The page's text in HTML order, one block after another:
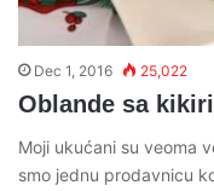
Dec 1, 2016 25,022
Oblande sa
Moji ukućani su veoma
smo jednu prodavnicu